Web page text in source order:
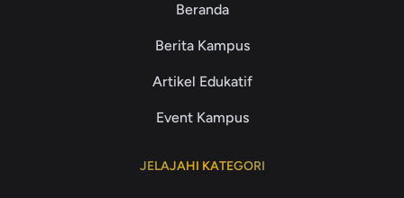
Beranda
Berita Kampus
Artikel Edukatif
Event Kampus
JELAJAHI KATEGORI